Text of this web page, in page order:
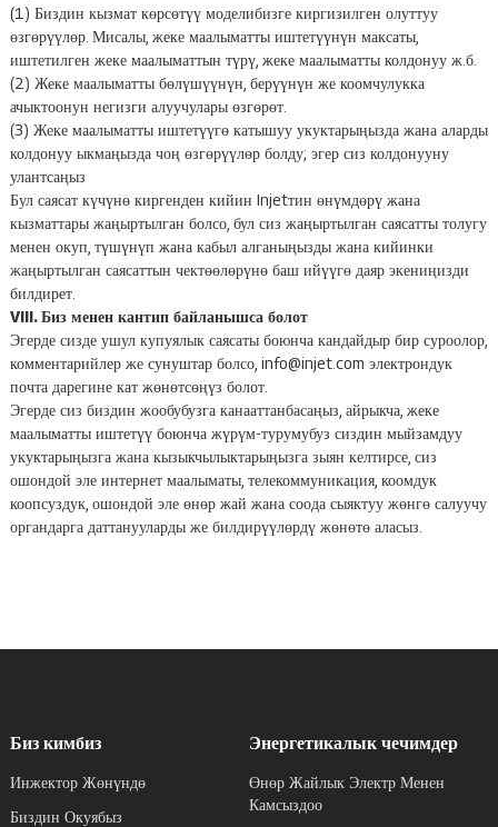
(1) Биздин кызмат көрсөтүү моделибизге киргизилген олуттуу
өзгөрүүлөр. Мисалы, жеке маалыматты иштетүүнүн максаты,
иштетилген жеке маалыматтын түрү, жеке маалыматты колдонуу ж.б.
(2) Жеке маалыматты бөлүшүүнүн, берүүнүн же коомчулукка
ачыктоонун негизги алуучулары өзгөрөт.
(3) Жеке маалыматты иштетүүгө катышуу укуктарыңызда жана аларды
колдонуу ыкмаңызда чоң өзгөрүүлөр болду; эгер сиз колдонууну
улантсаңыз
Бул саясат күчүнө киргенден кийин Injetтин өнүмдөрү жана
кызматтары жаңыртылган болсо, бул сиз жаңыртылган саясатты толугу
менен окуп, түшүнүп жана кабыл алганыңызды жана кийинки
жаңыртылган саясаттын чектөөлөрүнө баш ийүүгө даяр экениңизди
билдирет.
VIII. Биз менен кантип байланышса болот
Эгерде сизде ушул купуялык саясаты боюнча кандайдыр бир суроолор,
комментарийлер же сунуштар болсо, info@injet.com электрондук
почта дарегине кат жөнөтсөңүз болот.
Эгерде сиз биздин жообубузга канааттанбасаңыз, айрыкча, жеке
маалыматты иштетүү боюнча жүрүм-турумубуз сиздин мыйзамдуу
укуктарыңызга жана кызыкчылыктарыңызга зыян келтирсе, сиз
ошондой эле интернет маалыматы, телекоммуникация, коомдук
коопсуздук, ошондой эле өнөр жай жана соода сыяктуу жөнгө салуучу
органдарга даттанууларды же билдирүүлөрдү жөнөтө аласыз.
Биз кимбиз
Инжектор Жөнүндө
Биздин Окуябыз
Энергетикалык чечимдер
Өнөр Жайлык Электр Менен
Камсыздоо